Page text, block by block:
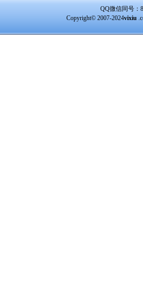
QQ微信同号：
Copyright© 2007-2024vixiu